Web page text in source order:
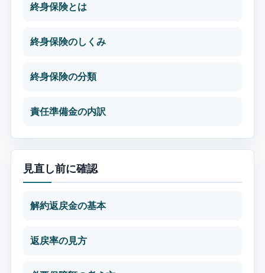
終身保険とは
終身保険のしくみ
終身保険の分類
責任準備金の内訳
見直し前に確認
解約返戻金の基本
返戻率の見方